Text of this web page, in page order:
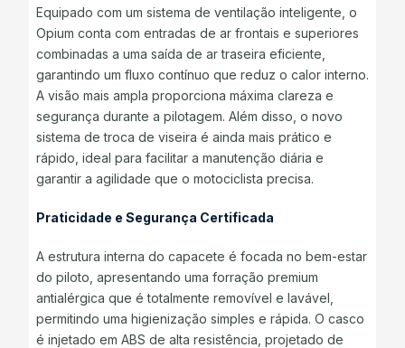
Equipado com um sistema de ventilação inteligente, o
Opium conta com entradas de ar frontais e superiores
combinadas a uma saída de ar traseira eficiente,
garantindo um fluxo contínuo que reduz o calor interno.
A visão mais ampla proporciona máxima clareza e
segurança durante a pilotagem. Além disso, o novo
sistema de troca de viseira é ainda mais prático e
rápido, ideal para facilitar a manutenção diária e
garantir a agilidade que o motociclista precisa.
Praticidade e Segurança Certificada
A estrutura interna do capacete é focada no bem-estar
do piloto, apresentando uma forração premium
antialérgica que é totalmente removível e lavável,
permitindo uma higienização simples e rápida. O casco
é injetado em ABS de alta resistência, projetado de